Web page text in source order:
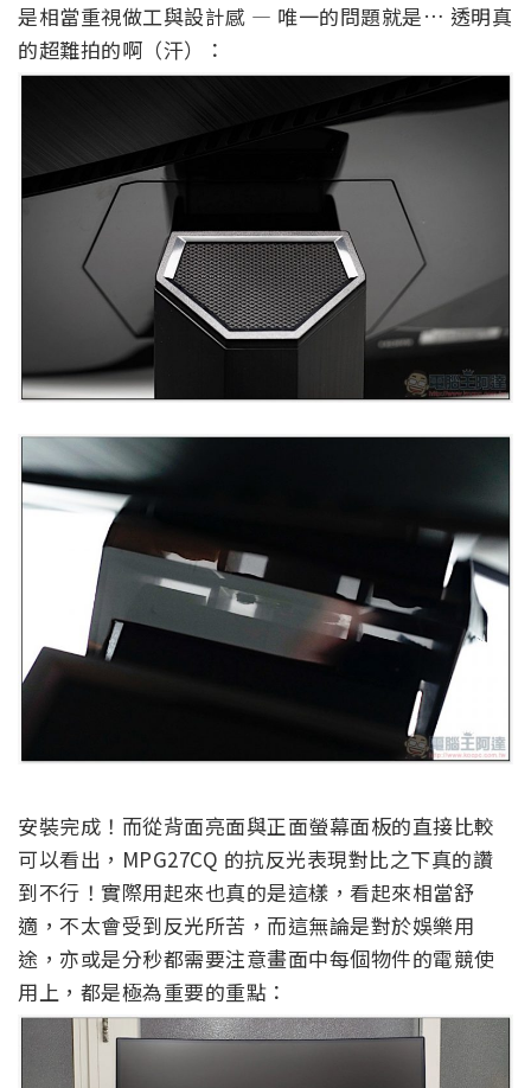
是相當重視做工與設計感 — 唯一的問題就是… 透明真
的超難拍的啊（汗）：
安裝完成！而從背面亮面與正面螢幕面板的直接比較
可以看出，MPG27CQ 的抗反光表現對比之下真的讚
到不行！實際用起來也真的是這樣，看起來相當舒
適，不太會受到反光所苦，而這無論是對於娛樂用
途，亦或是分秒都需要注意畫面中每個物件的電競使
用上，都是極為重要的重點：